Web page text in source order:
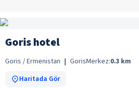
Goris hotel
Goris / Ermenistan | GorisMerkez:0.3 km
Haritada Gör